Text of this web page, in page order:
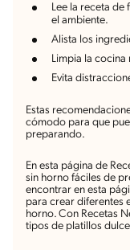
Lee la receta
el ambiente.
Alista los
Limpia la cocina
Evita
Estas
cómodo para que
preparando.
En esta página de
sin horno fáciles de
encontrar en esta
para crear diferentes
horno. Con Recetas
tipos de platillos